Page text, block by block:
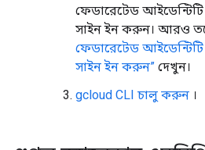
ফেডারেটেড
সাইন ইন করুন। আরও
ফেডারেটেড
সাইন ইন করুন” দেখুন।
gcloud CLI চালু করুন ।